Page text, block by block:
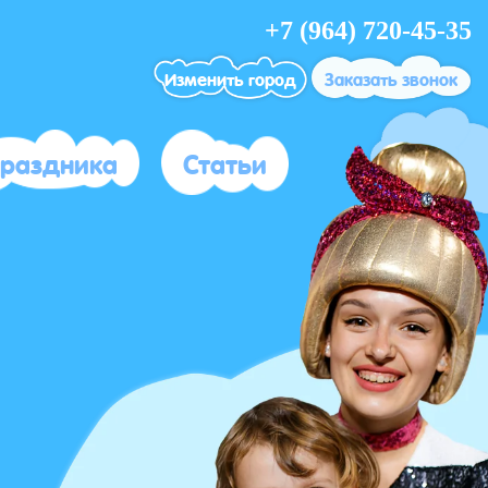
+7 (964) 720-45-35
Изменить город Заказать звонок
Статьи